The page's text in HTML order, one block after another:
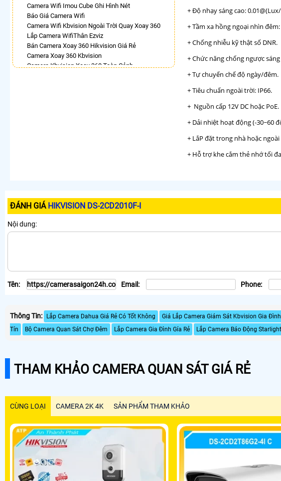
Camera Wifi Imou Cube Ghi Hình Nét
Báo Giá Camera Wifi
Camera Wifi Kbvision Ngoài Trời Quay Xoay 360
Lắp Camera WifiThân Ezviz
Bán Camera Xoay 360 Hikvision Giá Rẻ
Camera Xoay 360 Kbvision
Camera Kbvision Xoay 360 Toàn Cảnh
Lắp Camera Công Trình Giá Rẻ
Camera 360 Giá Rẻ
+ Độ nhạy sáng cao:
+ Tầm xa hồng ngoại nhìn
+ Chống nhiễu kỹ thật số DNR.
+ Chức năng chống ngược sáng
+ Tự chuyển chế độ ngày/đêm.
+ Tiêu chuẩn ngoài trời: IP66.
+ Nguồn cấp 12V DC hoặc PoE.
+ Dải nhiệt hoạt động (-30~60
+ LắP đặt trong nhà hoặc
+ Hỗ trợ khe cắm thẻ nhớ tối
ĐÁNH GIÁ HIKVISION DS-2CD2010F-I
Nội dung:
Tên: Email: Phone:
Thông Tin: Lắp Camera Dahua Giá Rẻ Có Tốt Không Giá Lắp Camera Giám Sát Kbvision Gia
Tín
Bộ Camera Quan Sát Chợ Đêm Lắp Camera Gia Đình Gía Rẻ Lắp Camera Báo Động
THAM KHẢO CAMERA QUAN SÁT GIÁ RẺ
CÙNG LOẠI CAMERA 2K 4K SẢN PHẨM THAM KHẢO